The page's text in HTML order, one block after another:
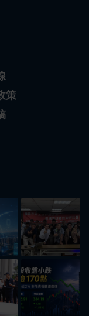
策